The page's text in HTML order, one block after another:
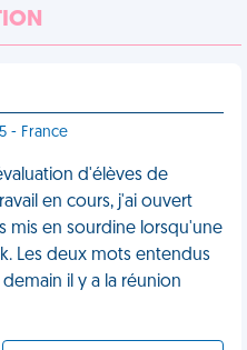
- France
d'élèves de
en cours, j'ai ouvert
mis en sourdine lorsqu'une
Les deux mots entendus
demain il y a la réunion